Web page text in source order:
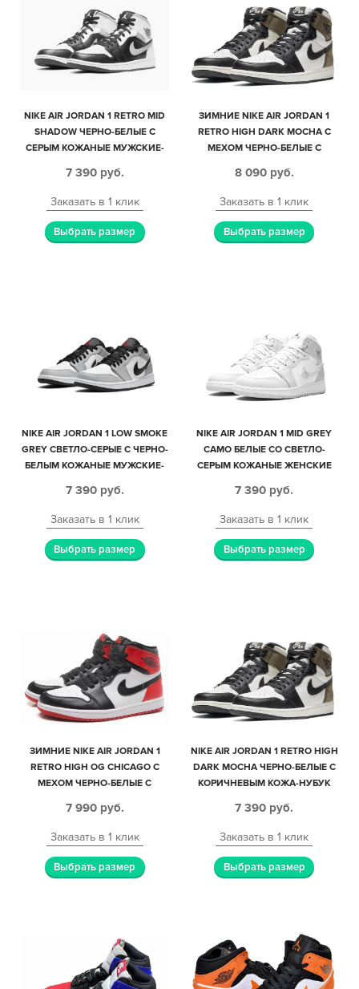
NIKE AIR JORDAN 1 RETRO MID
SHADOW ЧЕРНО-БЕЛЫЕ С
СЕРЫМ КОЖАНЫЕ МУЖСКИЕ-
7 390 руб.
Заказать в 1 клик
Выбрать размер
ЗИМНИЕ NIKE AIR JORDAN 1
RETRO HIGH DARK MOCHA С
МЕХОМ ЧЕРНО-БЕЛЫЕ С
ЖЕНСКИЕ (35-40)
8 090 руб.
Заказать в 1 клик
Выбрать размер
NIKE AIR JORDAN 1 LOW SMOKE
GREY СВЕТЛО-СЕРЫЕ С ЧЕРНО-
БЕЛЫМ КОЖАНЫЕ МУЖСКИЕ-
7 390 руб.
Заказать в 1 клик
Выбрать размер
NIKE AIR JORDAN 1 MID GREY
CAMO БЕЛЫЕ СО СВЕТЛО-
СЕРЫМ КОЖАНЫЕ ЖЕНСКИЕ
7 390 руб.
Заказать в 1 клик
Выбрать размер
ЗИМНИЕ NIKE AIR JORDAN 1
RETRO HIGH OG CHICAGO С
МЕХОМ ЧЕРНО-БЕЛЫЕ С
МУЖСКИЕ-ЖЕНСКИЕ (35-44)
7 990 руб.
Заказать в 1 клик
Выбрать размер
NIKE AIR JORDAN 1 RETRO HIGH
DARK MOCHA ЧЕРНО-БЕЛЫЕ С
КОРИЧНЕВЫМ КОЖА-НУБУК
7 390 руб.
Заказать в 1 клик
Выбрать размер